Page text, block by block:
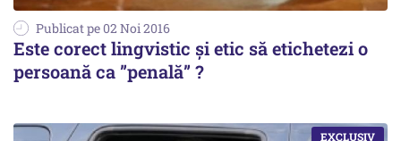
Publicat pe 02 Noi 2016
Este corect lingvistic și etic să etichetezi o
persoană ca ”penală” ?